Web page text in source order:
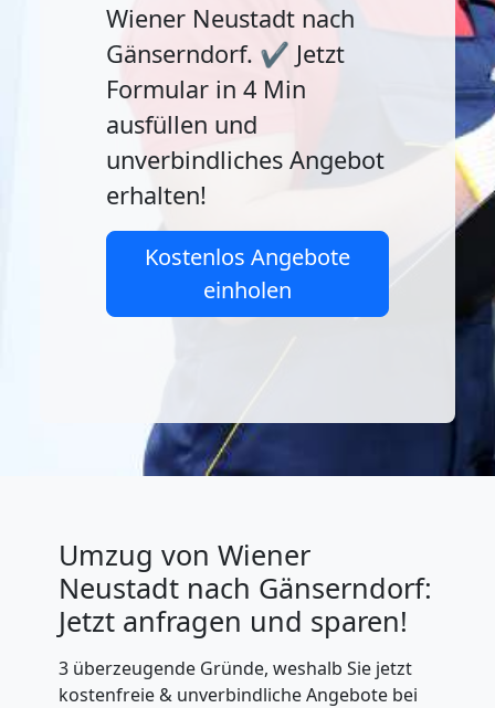
Wiener Neustadt nach
Gänserndorf. ✔️ Jetzt
Formular in 4 Min
ausfüllen und
unverbindliches Angebot
erhalten!
Kostenlos Angebote
einholen
Umzug von Wiener
Neustadt nach Gänserndorf:
Jetzt anfragen und sparen!
3 überzeugende Gründe, weshalb Sie jetzt
kostenfreie & unverbindliche Angebote bei